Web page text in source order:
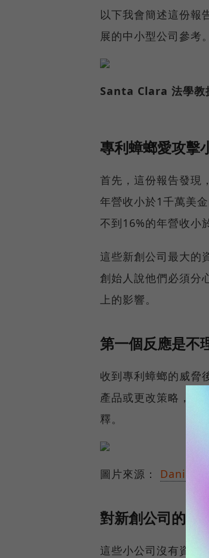
以下我會簡述這份報
展的中小型公司參考
Santa Clara 法學
專利蟑螂愛攻擊
首先，這份報告發現，
年營收小於1千萬美
不到16%的年營收小
這些新創公司最大的
創始人說他們必須分
上的影響。
第一個反應是不
收到專利蟑螂的威脅
產品或更改策略，但
釋。
圖片來源：
對新創公司的財
這些小公司沒有資源